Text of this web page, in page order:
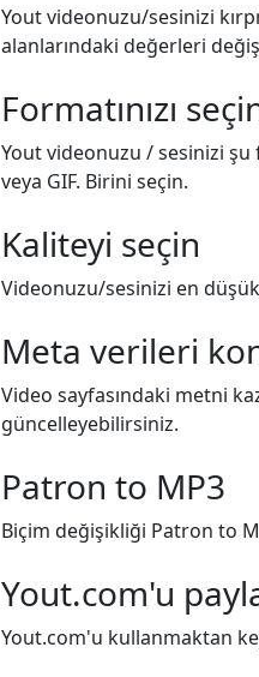
Yout videonuzu/sesinizi
alanlarındaki değerleri
Formatınızı
Yout videonuzu / sesinizi şu
veya GIF. Birini seçin.
Kaliteyi seçin
Videonuzu/sesinizi en
Meta verileri
Video sayfasındaki metni
güncelleyebilirsiniz.
Patron to MP3
Biçim değişikliği Patron to
Yout.com'u
Yout.com'u kullanmaktan